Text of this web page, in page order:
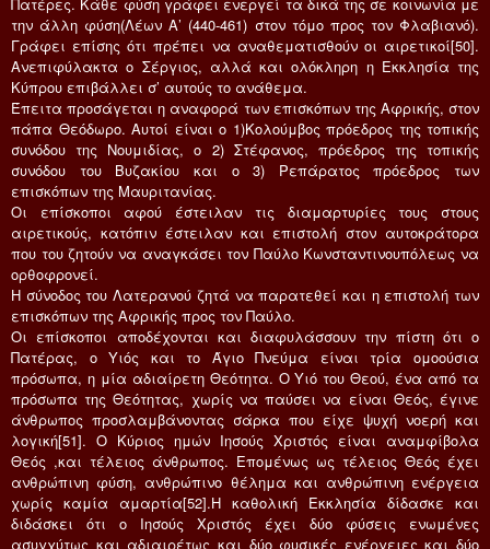
την άλλη φύση(Λέων Α’ (440-461) στον τόμο προς τον Φλαβιανό).
Γράφει επίσης ότι πρέπει να αναθεματισθούν οι αιρετικοί[50].
Ανεπιφύλακτα ο Σέργιος, αλλά και ολόκληρη η Εκκλησία της
Κύπρου επιβάλλει σ’ αυτούς το ανάθεμα.
Έπειτα προσάγεται η αναφορά των επισκόπων της Αφρικής, στον
πάπα Θεόδωρο. Αυτοί είναι ο 1)Κολούμβος πρόεδρος της τοπικής
συνόδου της Νουμιδίας, ο 2) Στέφανος, πρόεδρος της τοπικής
συνόδου του Βυζακίου και ο 3) Ρεπάρατος πρόεδρος των
επισκόπων της Μαυριτανίας.
Οι επίσκοποι αφού έστειλαν τις διαμαρτυρίες τους στους
αιρετικούς, κατόπιν έστειλαν και επιστολή στον αυτοκράτορα
που του ζητούν να αναγκάσει τον Παύλο Κωνσταντινουπόλεως να
ορθοφρονεί.
Η σύνοδος του Λατερανού ζητά να παρατεθεί και η επιστολή των
επισκόπων της Αφρικής προς τον Παύλο.
Οι επίσκοποι αποδέχονται και διαφυλάσσουν την πίστη ότι ο
Πατέρας, ο Υιός και το Άγιο Πνεύμα είναι τρία ομοούσια
πρόσωπα, η μία αδιαίρετη Θεότητα. Ο Υιό του Θεού, ένα από τα
πρόσωπα της Θεότητας, χωρίς να παύσει να είναι Θεός, έγινε
άνθρωπος προσλαμβάνοντας σάρκα που είχε ψυχή νοερή και
λογική[51]. Ο Κύριος ημών Ιησούς Χριστός είναι αναμφίβολα
Θεός ,και τέλειος άνθρωπος. Επομένως ως τέλειος Θεός έχει
ανθρώπινη φύση, ανθρώπινο θέλημα και ανθρώπινη ενέργεια
χωρίς καμία αμαρτία[52].Η καθολική Εκκλησία δίδασκε και
διδάσκει ότι ο Ιησούς Χριστός έχει δύο φύσεις ενωμένες
ασυγχύτως και αδιαιρέτως και δύο φυσικές ενέργειες και δύο